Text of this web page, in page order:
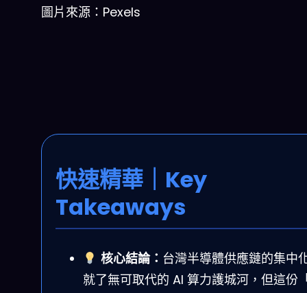
圖片來源：Pexels
快速精華｜Key
Takeaways
核心結論： 台灣半導體供應鏈的集中
就了無可取代的 AI 算力護城河，但這份